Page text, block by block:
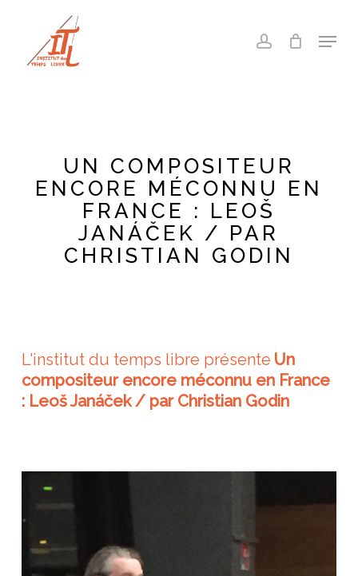
content
accountMenu
UN COMPOSITEUR
ENCORE MÉCONNU EN
FRANCE : LEOŠ
JANÁČEK / PAR
CHRISTIAN GODIN
L'institut du temps libre présente Un
compositeur encore méconnu en France
: Leoš Janáček / par Christian Godin
Close